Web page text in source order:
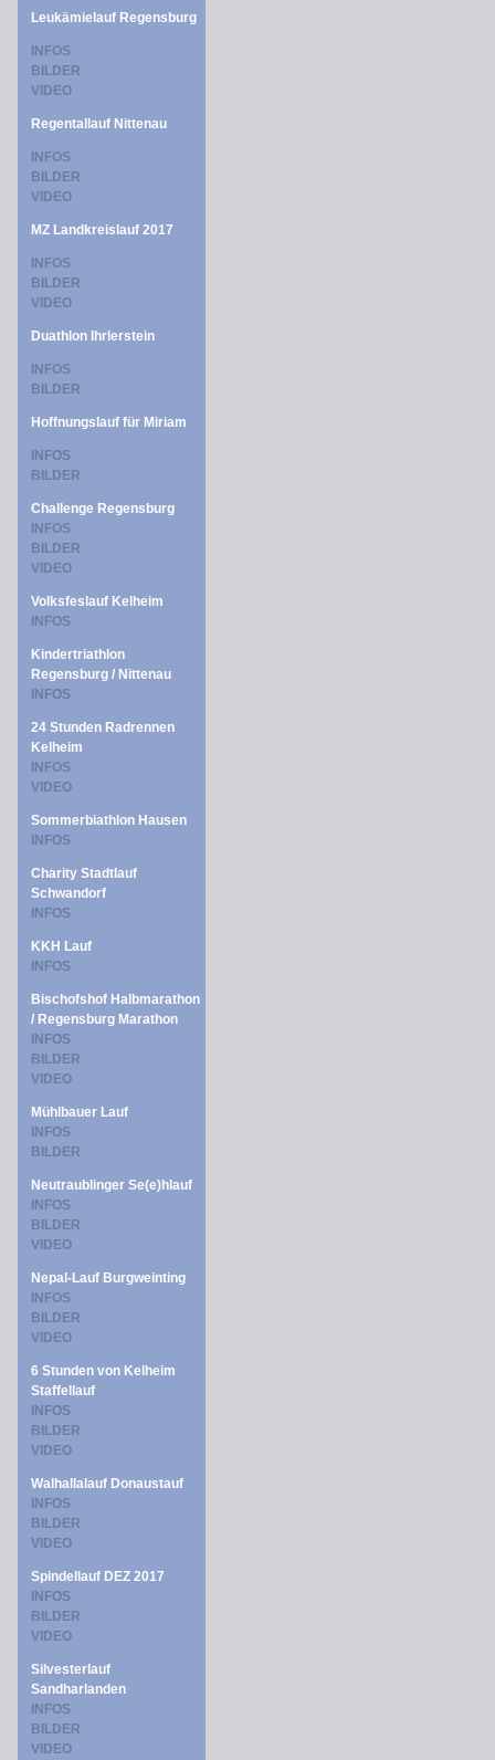
Leukämielauf Regensburg
INFOS
BILDER
VIDEO
Regentallauf Nittenau
INFOS
BILDER
VIDEO
MZ Landkreislauf 2017
INFOS
BILDER
VIDEO
Duathlon Ihrlerstein
INFOS
BILDER
Hoffnungslauf für Miriam
INFOS
BILDER
Challenge Regensburg
INFOS
BILDER
VIDEO
Volksfeslauf Kelheim
INFOS
Kindertriathlon
Regensburg / Nittenau
INFOS
24 Stunden Radrennen
Kelheim
INFOS
VIDEO
Sommerbiathlon Hausen
INFOS
Charity Stadtlauf
Schwandorf
INFOS
KKH Lauf
INFOS
Bischofshof Halbmarathon
/ Regensburg Marathon
INFOS
BILDER
VIDEO
Mühlbauer Lauf
INFOS
BILDER
Neutraublinger Se(e)hlauf
INFOS
BILDER
VIDEO
Nepal-Lauf Burgweinting
INFOS
BILDER
VIDEO
6 Stunden von Kelheim
Staffellauf
INFOS
BILDER
VIDEO
Walhallalauf Donaustauf
INFOS
BILDER
VIDEO
Spindellauf DEZ 2017
INFOS
BILDER
VIDEO
Silvesterlauf
Sandharlanden
INFOS
BILDER
VIDEO